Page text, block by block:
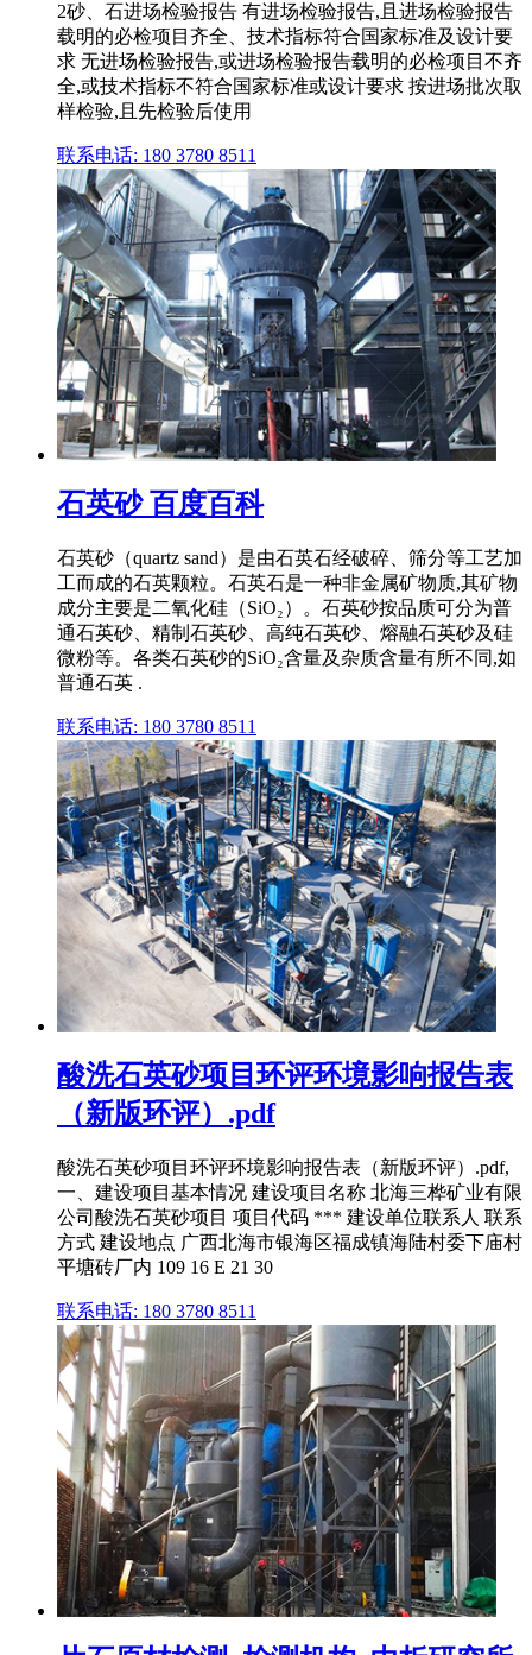
2砂、石进场检验报告 有进场检验报告,且进场检验报告
载明的必检项目齐全、技术指标符合国家标准及设计要
求 无进场检验报告,或进场检验报告载明的必检项目不齐
全,或技术指标不符合国家标准或设计要求 按进场批次取
样检验,且先检验后使用
联系电话: 180 3780 8511
石英砂 百度百科
石英砂（quartz sand）是由石英石经破碎、筛分等工艺加
工而成的石英颗粒。石英石是一种非金属矿物质,其矿物
成分主要是二氧化硅（SiO₂）。石英砂按品质可分为普
通石英砂、精制石英砂、高纯石英砂、熔融石英砂及硅
微粉等。各类石英砂的SiO₂含量及杂质含量有所不同,如
普通石英 .
联系电话: 180 3780 8511
酸洗石英砂项目环评环境影响报告表
（新版环评）.pdf
酸洗石英砂项目环评环境影响报告表（新版环评）.pdf,
一、建设项目基本情况 建设项目名称 北海三桦矿业有限
公司酸洗石英砂项目 项目代码 *** 建设单位联系人 联系
方式 建设地点 广西北海市银海区福成镇海陆村委下庙村
平塘砖厂内 109 16 E 21 30
联系电话: 180 3780 8511